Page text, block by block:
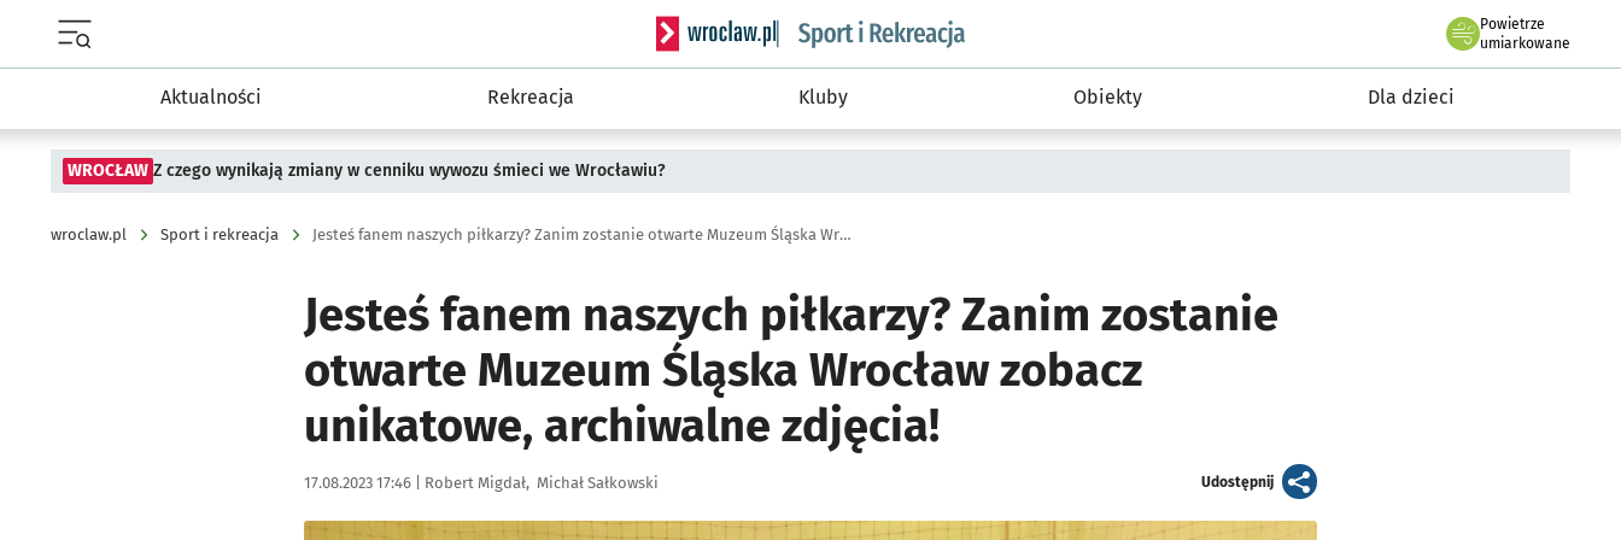
Serwis informacyjny wroclaw.pl podserwis: Sport i rekreacja
Powietrze
we Wrocławiu
umiarkowane
Aktualności Rekreacja Kluby Obiekty Dla dzieci
WROCŁAW Z czego wynikają zmiany w cenniku wywozu śmieci we Wrocławiu?
wroclaw.pl Sport i rekreacja Jesteś fanem naszych piłkarzy? Zanim zostanie otwarte Muzeum Śląska Wrocław zobacz unikatowe, archiwalne zdjęcia!
Jesteś fanem naszych piłkarzy? Zanim zostanie
otwarte Muzeum Śląska Wrocław zobacz
unikatowe, archiwalne zdjęcia!
Data publikacji:
17.08.2023 17:46 | Autor:
Robert Migdał Michał Sałkowski Udostępnijartykuł
Kliknij, aby zobaczyć galerię